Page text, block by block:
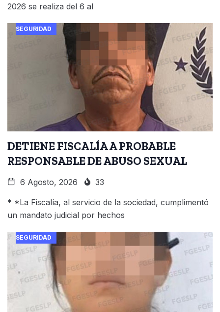
2026 se realiza del 6 al
SEGURIDAD
DETIENE FISCALÍA A PROBABLE
RESPONSABLE DE ABUSO SEXUAL
6 Agosto, 2026 33
* *La Fiscalía, al servicio de la sociedad, cumplimentó
un mandato judicial por hechos
SEGURIDAD